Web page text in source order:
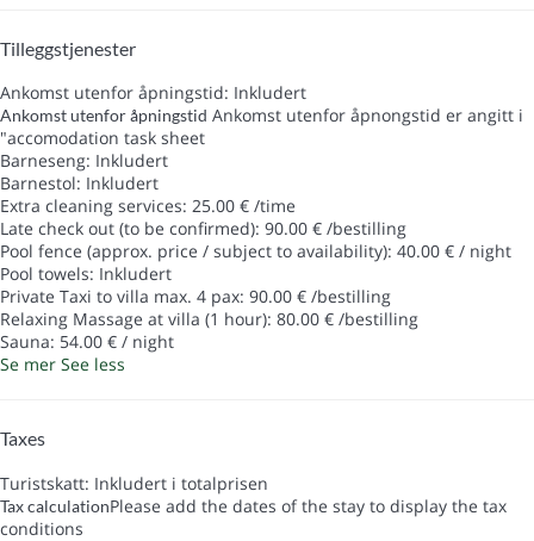
Tilleggstjenester
Ankomst utenfor åpningstid: Inkludert
Ankomst utenfor åpningstid Ankomst utenfor åpnongstid er angitt i
"accomodation task sheet
Barneseng: Inkludert
Barnestol: Inkludert
Extra cleaning services: 25.00 € /time
Late check out (to be confirmed): 90.00 € /bestilling
Pool fence (approx. price / subject to availability): 40.00 € / night
Pool towels: Inkludert
Private Taxi to villa max. 4 pax: 90.00 € /bestilling
Relaxing Massage at villa (1 hour): 80.00 € /bestilling
Sauna: 54.00 € / night
Se mer See less
Taxes
Turistskatt: Inkludert i totalprisen
Tax calculationPlease add the dates of the stay to display the tax
conditions